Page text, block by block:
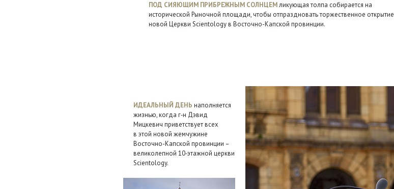
ПОД СИЯЮЩИМ ПРИБРЕЖНЫМ СОЛНЦЕМликующая толпа собирается на
исторической Рыночной площади, чтобы отпраздновать торжественное открытие
новой Церкви Scientology в Восточно-Капской провинции.
ИДЕАЛЬНЫЙ ДЕНЬ наполняется
жизнью, когда г‑н Дэвид
Мицкевич приветствует всех
в этой новой жемчужине
Восточно-Капской провинции –
великолепной 10‑этажной церкви
Scientology.